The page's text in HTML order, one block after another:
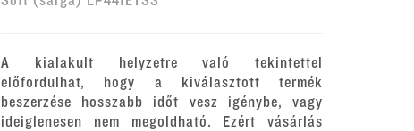
A kialakult helyzetre való tekintettel
előfordulhat, hogy a kiválasztott termék
beszerzése hosszabb időt vesz igénybe, vagy
ideiglenesen nem megoldható. Ezért vásárlás